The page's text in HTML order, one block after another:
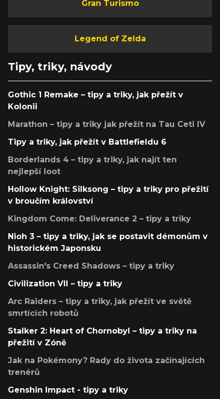
Gran Turismo
Legend of Zelda
Tipy, triky, návody
Gothic 1 Remake – tipy a triky, jak přežít v
Kolonii
Marathon – tipy a triky jak přežít na Tau Ceti IV
Tipy a triky, jak přežít v Battlefieldu 6
Borderlands 4 – tipy a triky, jak najít ten
nejlepší loot
Hollow Knight: Silksong – tipy a triky pro přežití
v broučím království
Kingdom Come: Deliverance 2 – tipy a triky
Nioh 3 – tipy a triky, jak se postavit démonům v
historickém Japonsku
Assassin's Creed Shadows – tipy a triky
Civilization VII – tipy a triky
Arc Raiders – tipy a triky, jak přežít ve světě
smrtících robotů
Stalker 2: Heart of Chornobyl – tipy a triky na
přežití v Zóně
Jak na Pokémony? Rady do života začínajících
trenérů
Genshin Impact - tipy a triky